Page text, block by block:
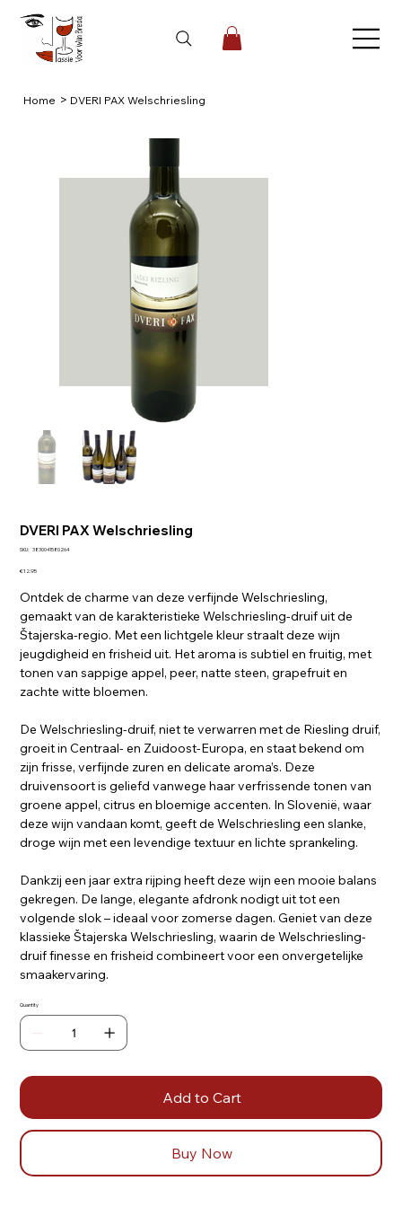
Home > DVERI PAX Welschriesling
DVERI PAX Welschriesling
SKU:
SKU
3830041580264
Price
€12.95
Ontdek de charme van deze verfijnde Welschriesling,
gemaakt van de karakteristieke Welschriesling-druif uit de
Štajerska-regio. Met een lichtgele kleur straalt deze wijn
jeugdigheid en frisheid uit. Het aroma is subtiel en fruitig, met
tonen van sappige appel, peer, natte steen, grapefruit en
zachte witte bloemen.
De Welschriesling-druif, niet te verwarren met de Riesling druif,
groeit in Centraal- en Zuidoost-Europa, en staat bekend om
zijn frisse, verfijnde zuren en delicate aroma’s. Deze
druivensoort is geliefd vanwege haar verfrissende tonen van
groene appel, citrus en bloemige accenten. In Slovenië, waar
deze wijn vandaan komt, geeft de Welschriesling een slanke,
droge wijn met een levendige textuur en lichte sprankeling.
Dankzij een jaar extra rijping heeft deze wijn een mooie balans
gekregen. De lange, elegante afdronk nodigt uit tot een
volgende slok – ideaal voor zomerse dagen. Geniet van deze
klassieke Štajerska Welschriesling, waarin de Welschriesling-
druif finesse en frisheid combineert voor een onvergetelijke
smaakervaring.
Quantity
Add to Cart
Buy Now